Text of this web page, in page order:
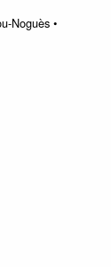
Noguès •